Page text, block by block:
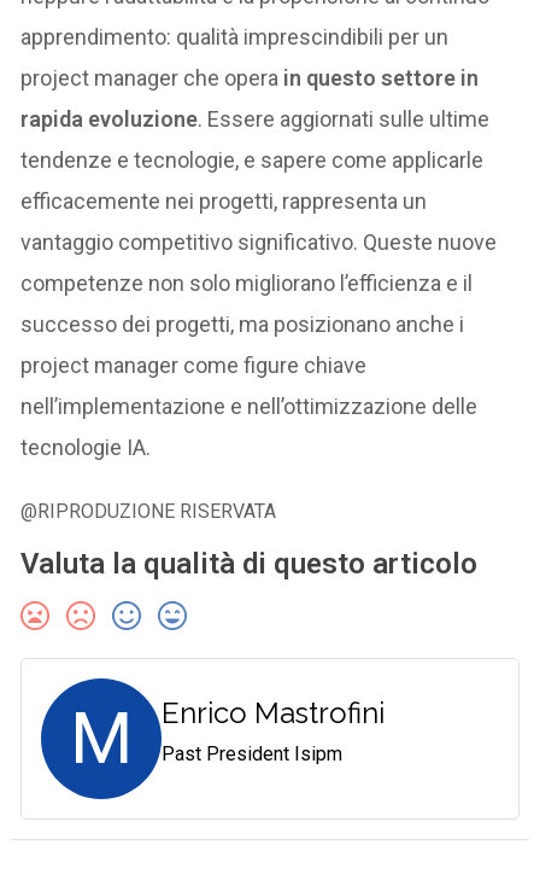
apprendimento: qualità imprescindibili per un
project manager che opera in questo settore in
rapida evoluzione. Essere aggiornati sulle ultime
tendenze e tecnologie, e sapere come applicarle
efficacemente nei progetti, rappresenta un
vantaggio competitivo significativo. Queste nuove
competenze non solo migliorano l’efficienza e il
successo dei progetti, ma posizionano anche i
project manager come figure chiave
nell’implementazione e nell’ottimizzazione delle
tecnologie IA.
@RIPRODUZIONE RISERVATA
Valuta la qualità di questo articolo
M Enrico Mastrofini
Past President Isipm